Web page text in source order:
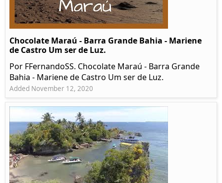
Chocolate Maraú - Barra Grande Bahia - Mariene
de Castro Um ser de Luz.
Por FFernandoSS. Chocolate Maraú - Barra Grande
Bahia - Mariene de Castro Um ser de Luz.
Added November 12, 2020